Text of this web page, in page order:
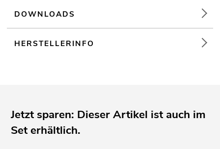
DOWNLOADS
HERSTELLERINFO
Jetzt sparen: Dieser Artikel ist auch im
Set erhältlich.